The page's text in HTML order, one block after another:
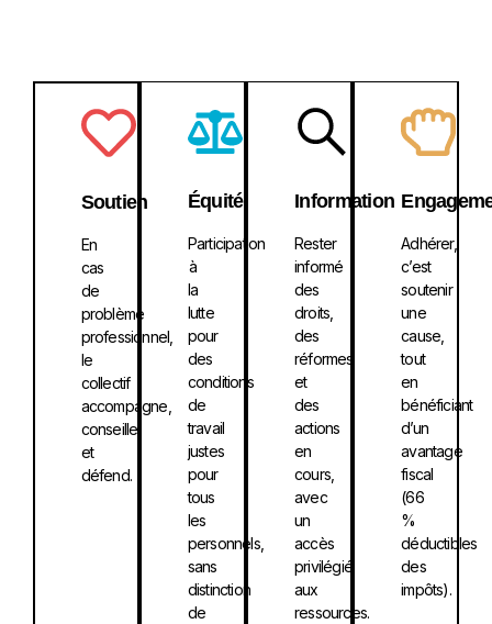
Soutien
En
cas
de
problème
professionnel,
le
collectif
accompagne,
conseille
et
défend.
Équité
Participation
à
la
lutte
pour
des
conditions
de
travail
justes
pour
tous
les
personnels,
sans
distinction
de
Information
Rester
informé
des
droits,
des
réformes
et
des
actions
en
cours,
avec
un
accès
privilégié
aux
ressources.
Adhérer,
c’est
soutenir
une
cause,
tout
en
bénéficiant
d’un
avantage
fiscal
(66
%
déductibles
des
impôts).